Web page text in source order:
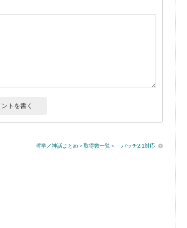
哲学／神話まとめ＜取得数一覧＞ – パッチ2.1対応